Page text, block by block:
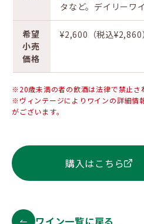
タなど。デイリーワ
希望
小売
価格
¥2,600（税込¥2,860
※20歳未満の者の飲酒は法律で禁止さ
※ヴィンテージによりワインの詳細情
がございます。
購入はこちら
ワイン一覧に戻る